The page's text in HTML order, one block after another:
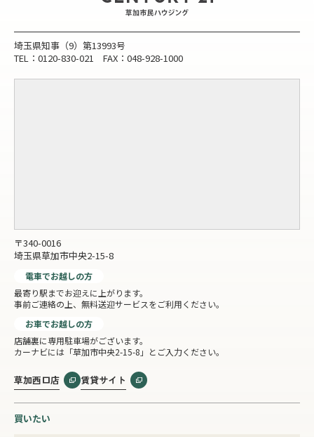
埼玉県知事（9）第13993号
TEL：0120-830-021 FAX：048-928-1000
〒340-0016
埼玉県草加市中央2-15-8
電車でお越しの方
最寄り駅までお迎えに上がります。
事前ご連絡の上、無料送迎サービスをご利用ください。
お車でお越しの方
店舗裏に専用駐車場がございます。
カーナビには「草加市中央2-15-8」とご入力ください。
草加西口店 賃貸サイト
買いたい